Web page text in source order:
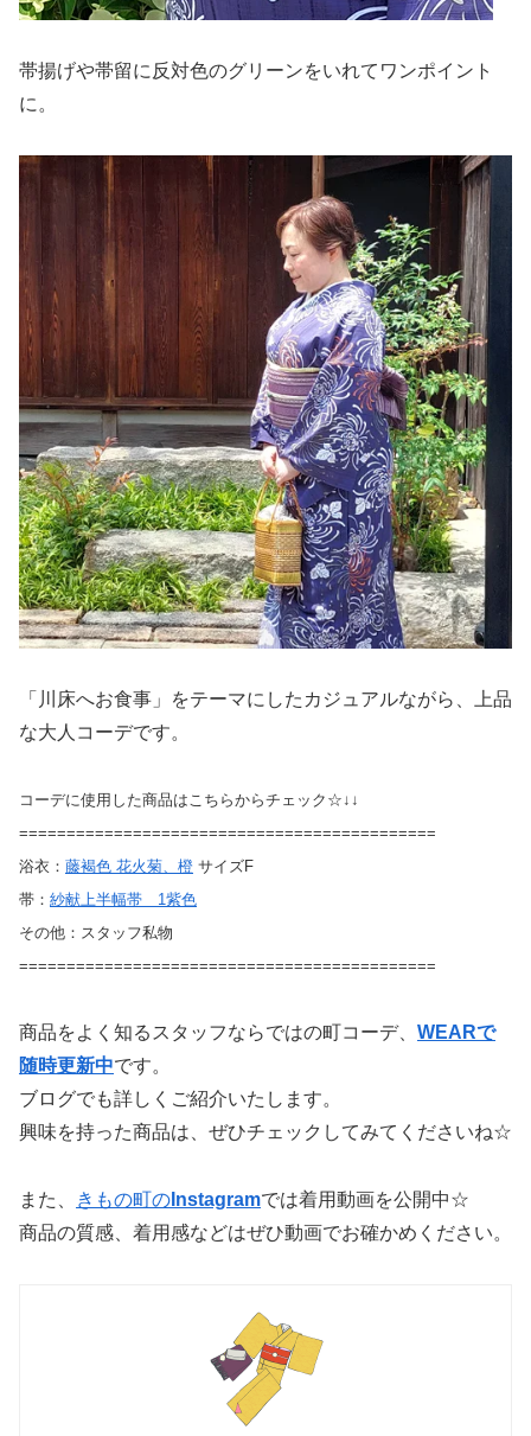
帯揚げや帯留に反対色のグリーンをいれてワンポイント
に。
「川床へお食事」をテーマにしたカジュアルながら、上品
な大人コーデです。
コーデに使用した商品はこちらからチェック☆↓↓
============================================
浴衣： 藤褐色 花火菊、橙 サイズF
帯： 紗献上半幅帯 1紫色
その他：スタッフ私物
============================================
商品をよく知るスタッフならではの町コーデ、 WEARで
随時更新中です。
ブログでも詳しくご紹介いたします。
興味を持った商品は、ぜひチェックしてみてくださいね☆
また、 きもの町の Instagramでは着用動画を公開中☆
商品の質感、着用感などはぜひ動画でお確かめください。